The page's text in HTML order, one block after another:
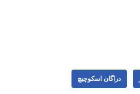
دراگان اسکوچیچ